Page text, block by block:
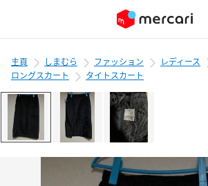
主頁 しまむら ファッション レディース
ロングスカート
タイトスカート